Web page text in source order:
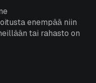
enempää niin
tai rahasto on